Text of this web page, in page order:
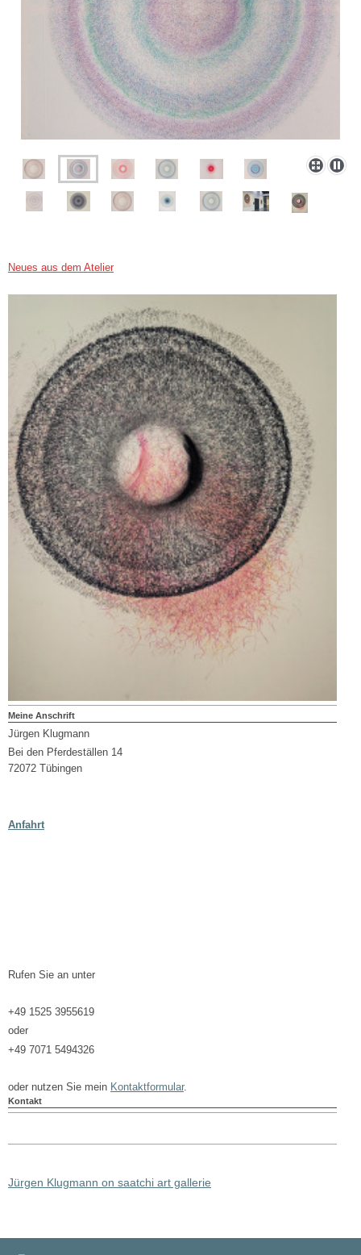
Neues aus dem Atelier
Meine Anschrift
Jürgen Klugmann
Bei den Pferdeställen 14
72072 Tübingen
Anfahrt
Rufen Sie an unter
+49 1525 3955619
oder
+49 7071 5494326
oder nutzen Sie mein Kontaktformular.
Kontakt
Jürgen Klugmann on saatchi art gallerie